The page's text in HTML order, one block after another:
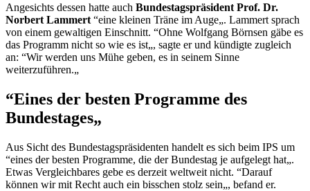
Angesichts dessen hatte auch Bundestagspräsident Prof. Dr.
Norbert Lammert “eine kleinen Träne im Auge„. Lammert sprach
von einem gewaltigen Einschnitt. “Ohne Wolfgang Börnsen gäbe es
das Programm nicht so wie es ist„, sagte er und kündigte zugleich
an: “Wir werden uns Mühe geben, es in seinem Sinne
weiterzuführen.„
“Eines der besten Programme des
Bundestages„
Aus Sicht des Bundestagspräsidenten handelt es sich beim IPS um
“eines der besten Programme, die der Bundestag je aufgelegt hat„.
Etwas Vergleichbares gebe es derzeit weltweit nicht. “Darauf
können wir mit Recht auch ein bisschen stolz sein„, befand er.